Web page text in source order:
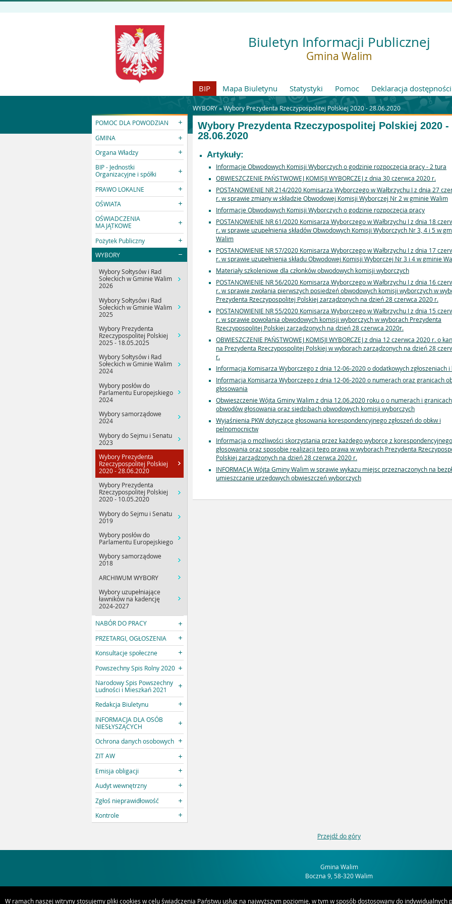
Biuletyn Informacji Publicznej
Gmina Walim
BIP Mapa Biuletynu Statystyki Pomoc Deklaracja dostępności
WYBORY »Wybory Prezydenta Rzeczypospolitej Polskiej 2020 - 28.06.2020
POMOC DLA POWODZIAN
GMINA
Organa Władzy
BIP - Jednostki
Organizacyjne i spółki
PRAWO LOKALNE
OŚWIATA
OŚWIADCZENIA
MAJĄTKOWE
Pożytek Publiczny
WYBORY
Wybory Sołtysów i Rad
Sołeckich w Gminie Walim
2026
Wybory Sołtysów i Rad
Sołeckich w Gminie Walim
2025
Wybory Prezydenta
Rzeczypospolitej Polskiej
2025 - 18.05.2025
Wybory Sołtysów i Rad
Sołeckich w Gminie Walim
2024
Wybory posłów do
Parlamentu Europejskiego
2024
Wybory samorządowe
2024
Wybory do Sejmu i Senatu
2023
Wybory Prezydenta
Rzeczypospolitej Polskiej
2020 - 28.06.2020
Wybory Prezydenta
Rzeczypospolitej Polskiej
2020 - 10.05.2020
Wybory do Sejmu i Senatu
2019
Wybory posłów do
Parlamentu Europejskiego
Wybory samorządowe
2018
ARCHIWUM WYBORY
Wybory uzupełniające
ławników na kadencję
2024-2027
NABÓR DO PRACY
PRZETARGI, OGŁOSZENIA
Konsultacje społeczne
Powszechny Spis Rolny 2020
Narodowy Spis Powszechny
Ludności i Mieszkań 2021
Redakcja Biuletynu
INFORMACJA DLA OSÓB
NIESŁYSZĄCYCH
Ochrona danych osobowych
ZIT AW
Emisja obligacji
Audyt wewnętrzny
Zgłoś nieprawidłowość
Kontrole
Wybory Prezydenta Rzeczypospolitej Polskiej 2020 -
28.06.2020
Artykuły:
Informacje Obwodowych Komisji Wyborczych o godzinie rozpoczęcia pracy - 2 tura
OBWIESZCZENIE PAŃSTWOWEJ KOMISJI WYBORCZEJ z dnia 30 czerwca 2020 r.
POSTANOWIENIE NR 214/2020 Komisarza Wyborczego w Wałbrzychu I z dnia 27
r. w sprawie zmiany w składzie Obwodowej Komisji Wyborczej Nr 2 w gminie Walim
Informacje Obwodowych Komisji Wyborczych o godzinie rozpoczęcia pracy
POSTANOWIENIE NR 61/2020 Komisarza Wyborczego w Wałbrzychu I z dnia 18
r. w sprawie uzupełnienia składów Obwodowych Komisji Wyborczych Nr 3, 4 i 5 w
Walim
POSTANOWIENIE NR 57/2020 Komisarza Wyborczego w Wałbrzychu I z dnia 17
r. w sprawie uzupełnienia składu Obwodowej Komisji Wyborczej Nr 3 i 4 w gminie
Materiały szkoleniowe dla członków obwodowych komisji wyborczych
POSTANOWIENIE NR 56/2020 Komisarza Wyborczego w Wałbrzychu I z dnia 16
r. w sprawie zwołania pierwszych posiedzeń obwodowych komisji wyborczych w
Prezydenta Rzeczypospolitej Polskiej zarządzonych na dzień 28 czerwca 2020 r.
POSTANOWIENIE NR 55/2020 Komisarza Wyborczego w Wałbrzychu I z dnia 15
r. w sprawie powołania obwodowych komisji wyborczych w wyborach Prezydenta
Rzeczypospolitej Polskiej zarządzonych na dzień 28 czerwca 2020r.
OBWIESZCZENIE PAŃSTWOWEJ KOMISJI WYBORCZEJ z dnia 12 czerwca 2020 r. o
na Prezydenta Rzeczypospolitej Polskiej w wyborach zarządzonych na dzień 28
r.
Informacja Komisarza Wyborczego z dnia 12-06-2020 o dodatkowych zgłoszeniach
Informacja Komisarza Wyborczego z dnia 12-06-2020 o numerach oraz granicach
głosowania
Obwieszczenie Wójta Gminy Walim z dnia 12.06.2020 roku o o numerach i granicach
obwodów głosowania oraz siedzibach obwodowych komisji wyborczych
Wyjaśnienia PKW dotyczące głosowania korespondencyjnego zgłoszeń do obkw i
pelnomocnictw
Informacja o możliwości skorzystania przez każdego wyborcę z
głosowania oraz sposobie realizacji tego prawa w wyborach Prezydenta
Polskiej zarządzonych na dzień 28 czerwca 2020 r.
INFORMACJA Wójta Gminy Walim w sprawie wykazu miejsc przeznaczonych na
umieszczanie urzędowych obwieszczeń wyborczych
Przejdź do góry
Gmina Walim
Boczna 9, 58-320 Walim
W ramach naszej witryny stosujemy pliki cookies w celu świadczenia Państwu usług na najwyższym poziomie, w tym w sposób dostosowany do